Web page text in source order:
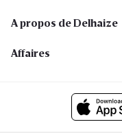
A propos de Delhaize
Affaires